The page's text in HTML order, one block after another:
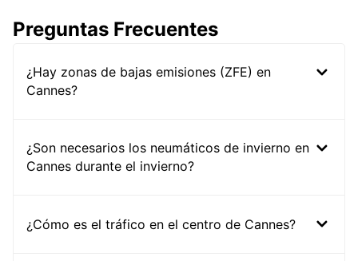
Preguntas Frecuentes
¿Hay zonas de bajas emisiones (ZFE) en
Cannes?
¿Son necesarios los neumáticos de invierno en
Cannes durante el invierno?
¿Cómo es el tráfico en el centro de Cannes?